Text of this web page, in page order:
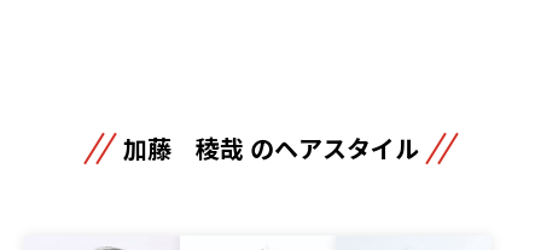
加藤 稜哉 のヘアスタイル